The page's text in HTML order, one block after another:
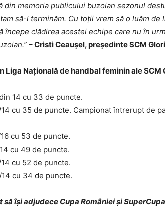
din memoria publicului buzoian sezonul
să-l terminăm. Cu toții vrem să o luăm de
începe clădirea acestei echipe care nu în
– Cristi Ceaușel, președinte SCM
Liga Națională de handbal feminin ale SCM
14 cu 33 de puncte.
cu 35 de puncte. Campionat întrerupt de
cu 53 de puncte.
cu 49 de puncte.
cu 52 de puncte.
cu 34 de puncte.
își adjudece Cupa României și